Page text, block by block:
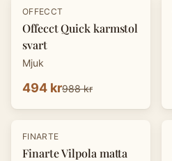
-50%
OFFECCT
Offecct Quick karmstol
svart
Mjuk
494 kr988 kr
-50 %
FINARTE
Finarte Vilpola matta